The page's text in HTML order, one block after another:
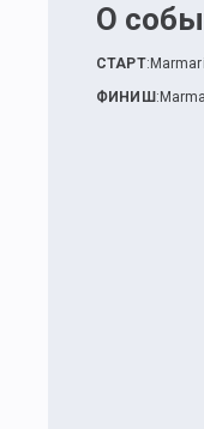
О
СТАРТ:
ФИНИШ :